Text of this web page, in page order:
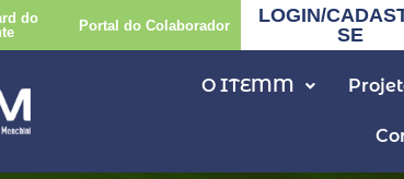
do
Portal do Colaborador
LOGIN/
SE
O ITEMM